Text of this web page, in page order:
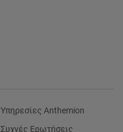
Υπηρεσίες Anthemion
Συχνές Ερωτήσεις